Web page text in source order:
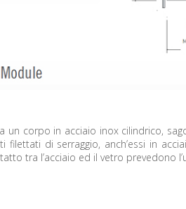
un corpo in acciaio inox cilindrico,
filettati di serraggio, anch’essi in
tra l’acciaio ed il vetro prevedono